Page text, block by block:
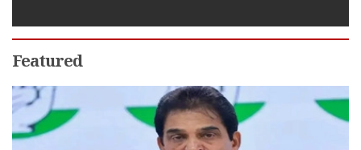
Featured